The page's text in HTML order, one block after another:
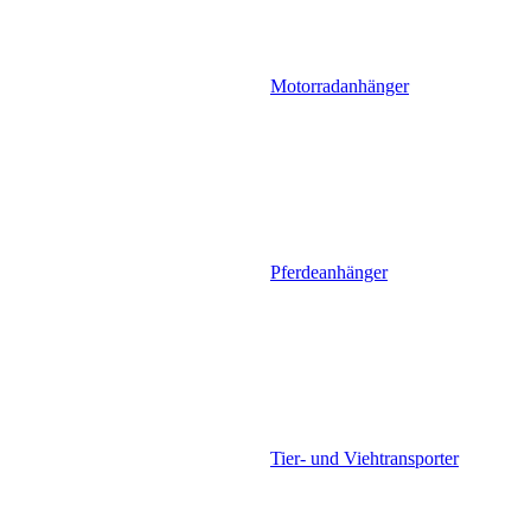
Motorradanhänger
Pferdeanhänger
Tier- und Viehtransporter